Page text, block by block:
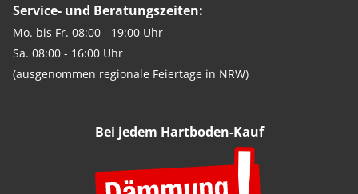
Service- und Beratungszeiten:
Mo. bis Fr. 08:00 - 19:00 Uhr
Sa. 08:00 - 16:00 Uhr
(ausgenommen regionale Feiertage in NRW)
Bei jedem Hartboden-Kauf